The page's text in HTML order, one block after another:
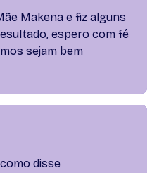
Makena e fiz alguns
espero com fé
sejam bem
disse